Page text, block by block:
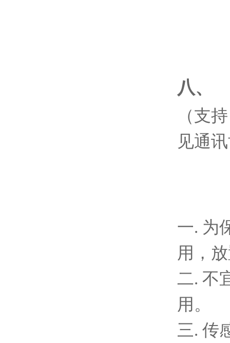
八、
（支
见通
一. 为
用，
二. 不
用。
三. 传